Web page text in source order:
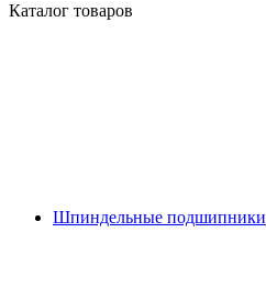
Каталог товаров
Шпиндельные подшипники